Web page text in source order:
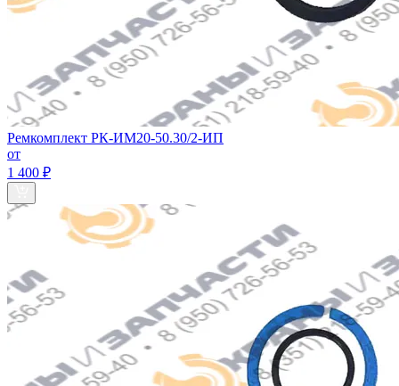
Ремкомплект РК-ИМ20-50.30/2-ИП
от
1 400 ₽